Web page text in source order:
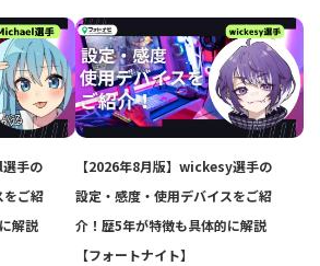
手の
をご紹
解説
【2026年8月版】wickesy選手の
設定・感度・使用デバイスをご紹
介！歴5年が特徴も具体的に解説
【フォートナイト】